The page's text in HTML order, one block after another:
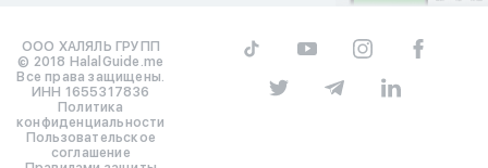
ООО ХАЛЯЛЬ ГРУПП
© 2018 HalalGuide.me
Все права защищены.
ИНН 1655317836
Политика
конфиденциальности
Пользовательское
соглашение